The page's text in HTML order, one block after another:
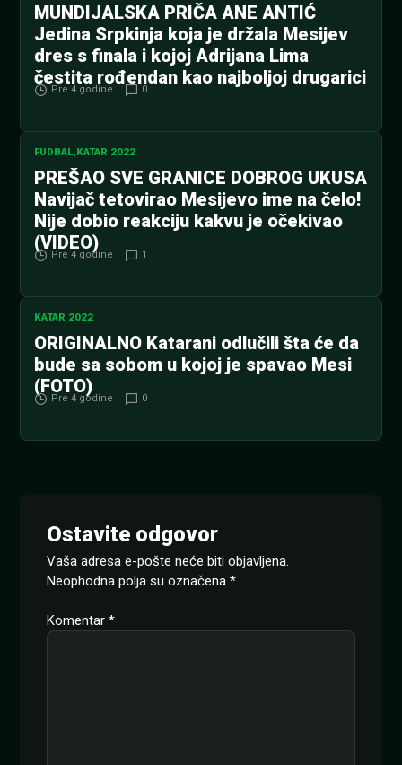
MUNDIJALSKA PRIČA ANE ANTIĆ
Jedina Srpkinja koja je držala Mesijev
dres s finala i kojoj Adrijana Lima
čestita rođendan kao najboljoj drugarici
Pre 4 godine 0
FUDBAL,KATAR 2022
PREŠAO SVE GRANICE DOBROG UKUSA
Navijač tetovirao Mesijevo ime na čelo!
Nije dobio reakciju kakvu je očekivao
(VIDEO)
Pre 4 godine 1
KATAR 2022
ORIGINALNO Katarani odlučili šta će da
bude sa sobom u kojoj je spavao Mesi
(FOTO)
Pre 4 godine 0
Ostavite odgovor
Vaša adresa e-pošte neće biti objavljena.
Neophodna polja su označena *
Komentar *